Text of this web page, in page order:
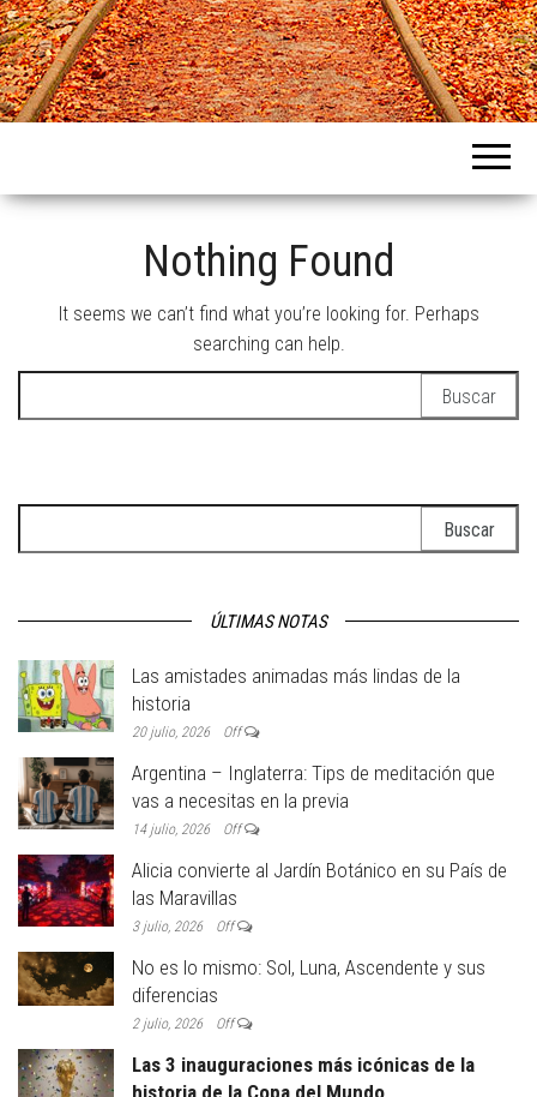
Intercountries
Nothing Found
It seems we can’t find what you’re looking for. Perhaps
searching can help.
ÚLTIMAS NOTAS
Las amistades animadas más lindas de la
historia
20 julio, 2026 Off
Argentina – Inglaterra: Tips de meditación que
vas a necesitas en la previa
14 julio, 2026 Off
Alicia convierte al Jardín Botánico en su País de
las Maravillas
3 julio, 2026 Off
No es lo mismo: Sol, Luna, Ascendente y sus
diferencias
2 julio, 2026 Off
Las 3 inauguraciones más icónicas de la
historia de la Copa del Mundo